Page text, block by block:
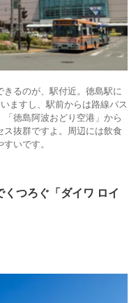
るのが、駅付近。徳島駅に
ますし、駅前からは路線バス
徳島阿波おどり空港」から
抜群ですよ。周辺には飲食
いです。
つろぐ「ダイワ ロイ